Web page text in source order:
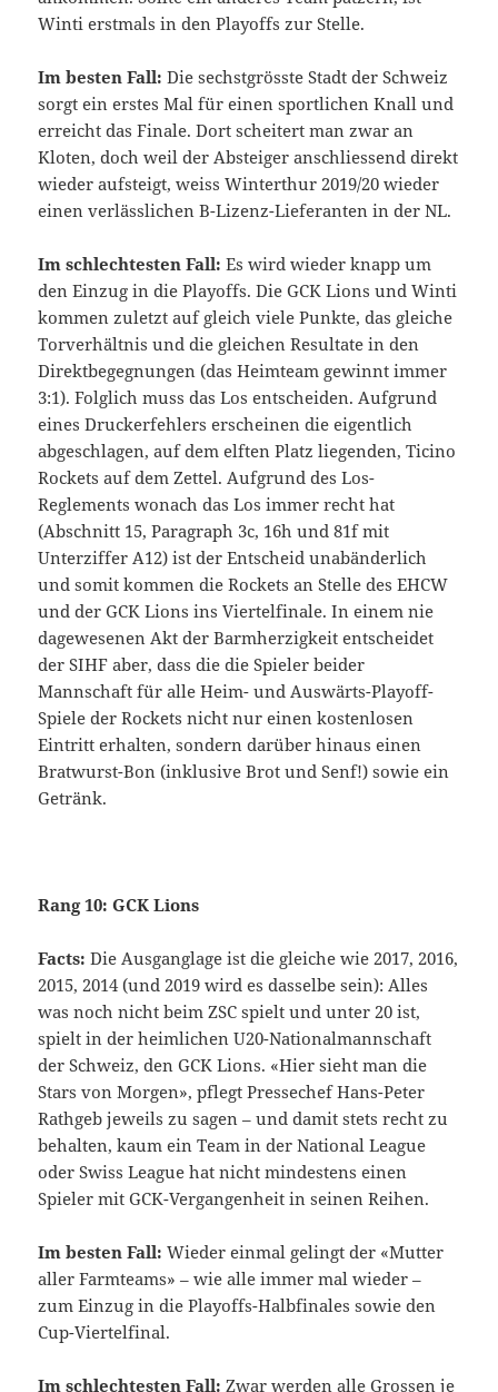
Winti erstmals in den Playoffs zur Stelle.
Im besten Fall: Die sechstgrösste Stadt der Schweiz
sorgt ein erstes Mal für einen sportlichen Knall und
erreicht das Finale. Dort scheitert man zwar an
Kloten, doch weil der Absteiger anschliessend direkt
wieder aufsteigt, weiss Winterthur 2019/20 wieder
einen verlässlichen B-Lizenz-Lieferanten in der NL.
Im schlechtesten Fall: Es wird wieder knapp um
den Einzug in die Playoffs. Die GCK Lions und Winti
kommen zuletzt auf gleich viele Punkte, das gleiche
Torverhältnis und die gleichen Resultate in den
Direktbegegnungen (das Heimteam gewinnt immer
3:1). Folglich muss das Los entscheiden. Aufgrund
eines Druckerfehlers erscheinen die eigentlich
abgeschlagen, auf dem elften Platz liegenden, Ticino
Rockets auf dem Zettel. Aufgrund des Los-
Reglements wonach das Los immer recht hat
(Abschnitt 15, Paragraph 3c, 16h und 81f mit
Unterziffer A12) ist der Entscheid unabänderlich
und somit kommen die Rockets an Stelle des EHCW
und der GCK Lions ins Viertelfinale. In einem nie
dagewesenen Akt der Barmherzigkeit entscheidet
der SIHF aber, dass die die Spieler beider
Mannschaft für alle Heim- und Auswärts-Playoff-
Spiele der Rockets nicht nur einen kostenlosen
Eintritt erhalten, sondern darüber hinaus einen
Bratwurst-Bon (inklusive Brot und Senf!) sowie ein
Getränk.
Rang 10: GCK Lions
Facts: Die Ausganglage ist die gleiche wie 2017, 2016,
2015, 2014 (und 2019 wird es dasselbe sein): Alles
was noch nicht beim ZSC spielt und unter 20 ist,
spielt in der heimlichen U20-Nationalmannschaft
der Schweiz, den GCK Lions. «Hier sieht man die
Stars von Morgen», pflegt Pressechef Hans-Peter
Rathgeb jeweils zu sagen – und damit stets recht zu
behalten, kaum ein Team in der National League
oder Swiss League hat nicht mindestens einen
Spieler mit GCK-Vergangenheit in seinen Reihen.
Im besten Fall: Wieder einmal gelingt der «Mutter
aller Farmteams» – wie alle immer mal wieder –
zum Einzug in die Playoffs-Halbfinales sowie den
Cup-Viertelfinal.
Im schlechtesten Fall: Zwar werden alle Grossen je